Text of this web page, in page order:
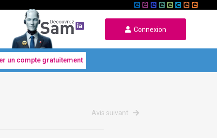
Connexion
un compte gratuitement
Avis suivant